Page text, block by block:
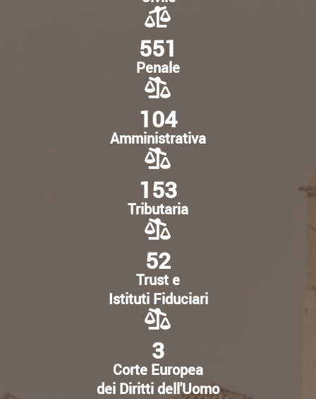
551
Penale
104
Amministrativa
153
Tributaria
52
Trust e
Istituti Fiduciari
3
Corte Europea
dei Diritti dell'Uomo